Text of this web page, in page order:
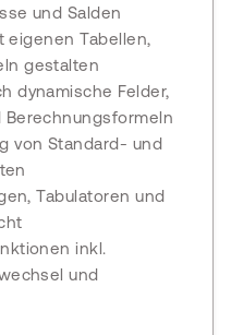
und Salden
eigenen Tabellen,
gestalten
dynamische Felder,
Berechnungsformeln
von Standard- und
Tabulatoren und
inkl.
und